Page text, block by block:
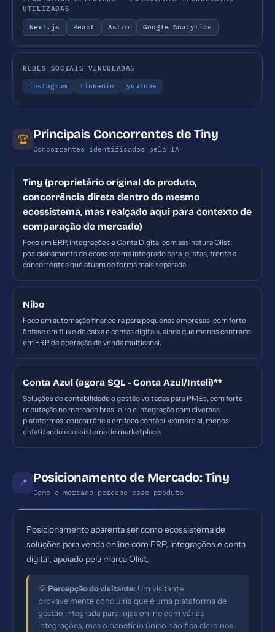
UTILIZADAS
Next.js React Astro Google Analytics
REDES SOCIAIS VINCULADAS
instagram linkedin youtube
🏆 Principais Concorrentes de Tiny
Concorrentes identificados pela IA
Tiny (proprietário original do produto,
concorrência direta dentro do mesmo
ecossistema, mas realçado aqui para contexto de
comparação de mercado)
Foco em ERP, integrações e Conta Digital com assinatura Olist;
posicionamento de ecossistema integrado para lojistas, frente a
concorrentes que atuam de forma mais separada.
Nibo
Foco em automação financeira para pequenas empresas, com forte
ênfase em fluxo de caixa e contas digitais, ainda que menos centrado
em ERP de operação de venda multicanal.
Conta Azul (agora SQL - Conta Azul/Inteli)**
Soluções de contabilidade e gestão voltadas para PMEs, com forte
reputação no mercado brasileiro e integração com diversas
plataformas; concorrência em foco contábil/comercial, menos
enfatizando ecossistema de marketplace.
📍 Posicionamento de Mercado: Tiny
Como o mercado percebe esse produto
Posicionamento aparenta ser como ecossistema de
soluções para venda online com ERP, integrações e conta
digital, apoiado pela marca Olist.
💡Percepção do visitante: Um visitante
provavelmente concluiria que é uma plataforma de
gestão integrada para lojas online com várias
integrações, mas o benefício único não fica claro nos